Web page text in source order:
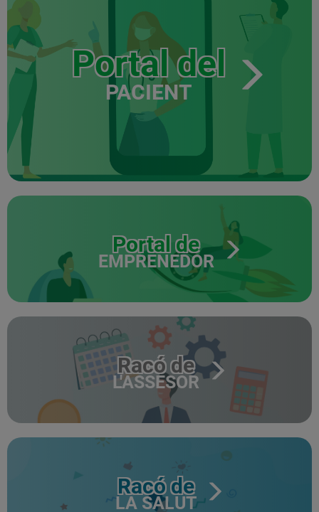
Portal del
PACIENT
Portal de
EMPRENEDOR
Racó de
L'ASSESOR
Racó de
LA SALUT